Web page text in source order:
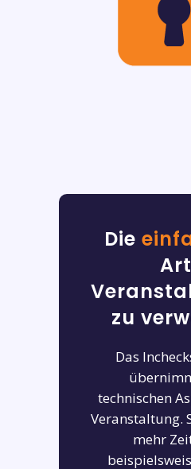
Die
zu
Das
technischen
Veranstaltung.
mehr